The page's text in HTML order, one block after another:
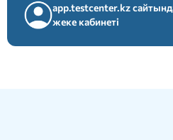
app.testcenter.kz
жеке кабинеті